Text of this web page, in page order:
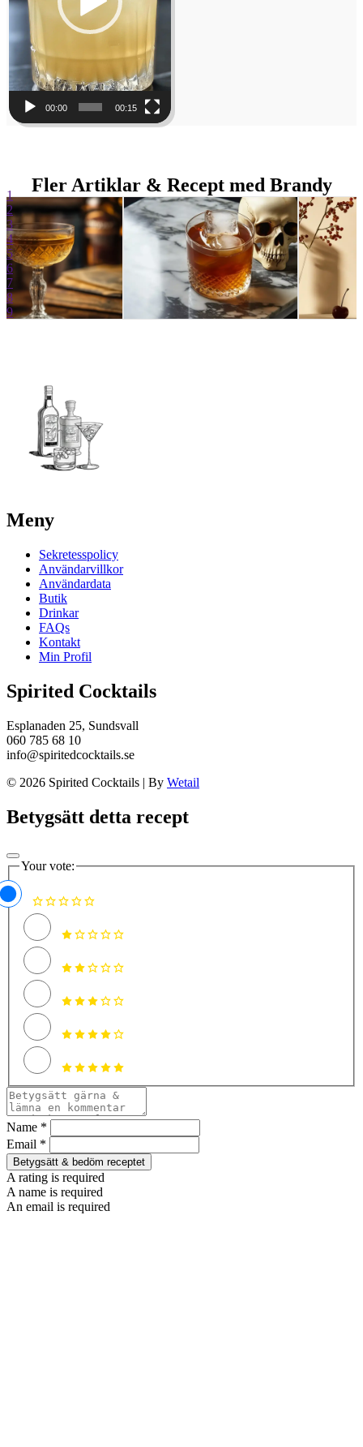
00:00 00:15
Fler Artiklar & Recept med Brandy
1
2
3
4
5
6
7
8
9
Meny
Sekretesspolicy
Användarvillkor
Användardata
Butik
Drinkar
FAQs
Kontakt
Min Profil
Spirited Cocktails
Esplanaden 25, Sundsvall
060 785 68 10
info@spiritedcocktails.se
© 2026 Spirited Cocktails | By Wetail
Betygsätt detta recept
Your vote:
Name *
Email *
Betygsätt & bedöm receptet
A rating is required
A name is required
An email is required